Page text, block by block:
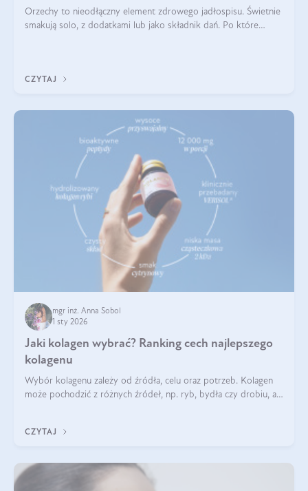
Orzechy to nieodłączny element zdrowego jadłospisu. Świetnie
smakują solo, z dodatkami lub jako składnik dań. Po które
CZYTAJ
mgr inż. Anna Sobol
1 sty 2026
Jaki kolagen wybrać? Ranking cech najlepszego
kolagenu
Wybór kolagenu zależy od źródła, celu oraz potrzeb. Kolagen
może pochodzić z różnych źródeł, np. ryb, bydła czy drobiu, a
bydlęcy.
CZYTAJ